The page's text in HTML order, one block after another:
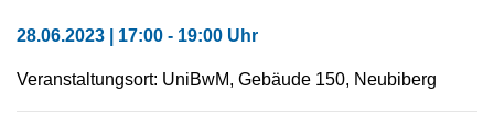
28.06.2023 | 17:00 - 19:00 Uhr
Veranstaltungsort: UniBwM, Gebäude 150, Neubiberg